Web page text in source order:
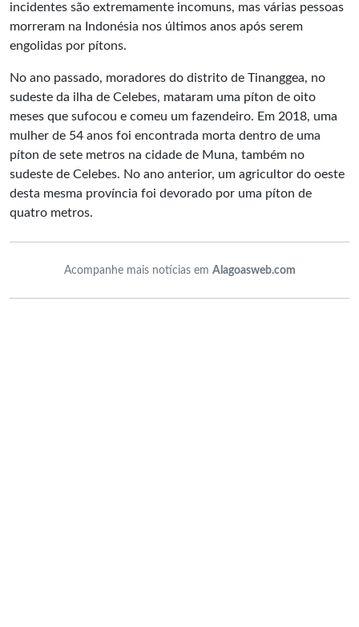
incidentes são extremamente incomuns, mas várias pessoas
morreram na Indonésia nos últimos anos após serem
engolidas por pítons.
No ano passado, moradores do distrito de Tinanggea, no
sudeste da ilha de Celebes, mataram uma píton de oito
meses que sufocou e comeu um fazendeiro. Em 2018, uma
mulher de 54 anos foi encontrada morta dentro de uma
píton de sete metros na cidade de Muna, também no
sudeste de Celebes. No ano anterior, um agricultor do oeste
desta mesma província foi devorado por uma píton de
quatro metros.
Acompanhe mais notícias em Alagoasweb.com